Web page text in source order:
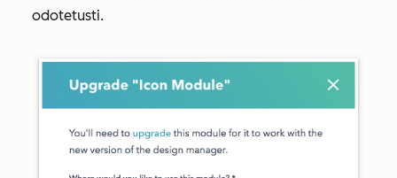
odotetusti.